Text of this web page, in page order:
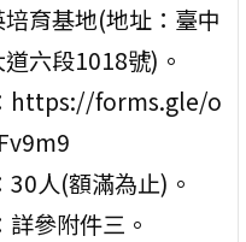
育基地(地址：臺中
六段1018號)。
https://forms.gle/o
30人(額滿為止)。
詳參附件三。